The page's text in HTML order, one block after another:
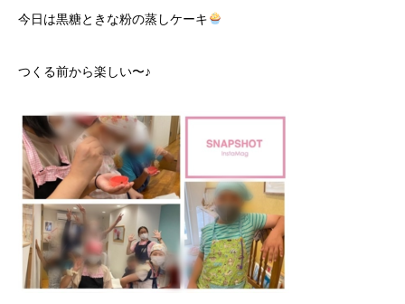
今日は黒糖ときな粉の蒸しケーキ
つくる前から楽しい〜♪